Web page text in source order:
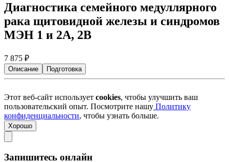
Диагностика семейного медуллярного
рака щитовидной железы и синдромов
МЭН 1 и 2A, 2B
7 875 ₽
Описание Подготовка
Этот веб-сайт использует cookies, чтобы улучшить ваш
пользовательский опыт. Посмотрите нашу Политику
конфиденциальности, чтобы узнать больше.
Хорошо
Запишитесь онлайн